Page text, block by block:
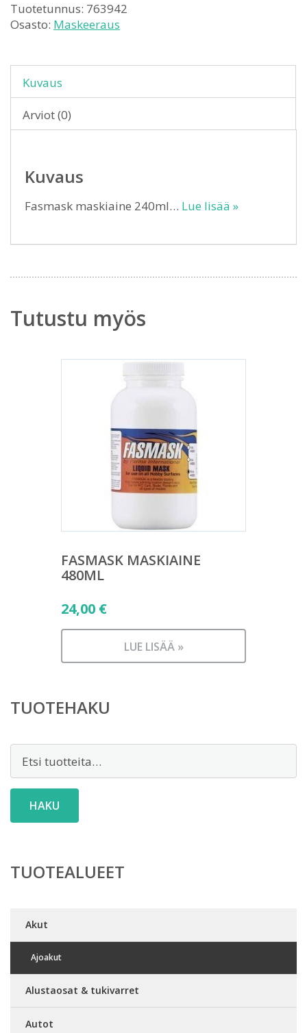
Tuotetunnus: 763942
Osasto: Maskeeraus
Kuvaus
Arviot (0)
Kuvaus
Fasmask maskiaine 240ml… Lue lisää »
Tutustu myös
FASMASK MASKIAINE
480ML
24,00 €
LUE LISÄÄ »
TUOTEHAKU
HAKU
TUOTEALUEET
Akut
Ajoakut
Alustaosat & tukivarret
Autot